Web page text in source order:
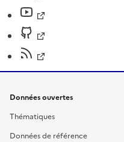
Données ouvertes
Thématiques
Données de référence